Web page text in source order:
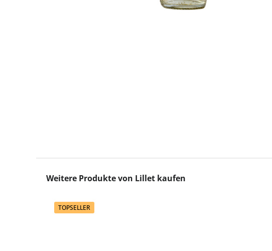
Produktgalerie überspringen
Weitere Produkte von Lillet kaufen
TOPSELLER